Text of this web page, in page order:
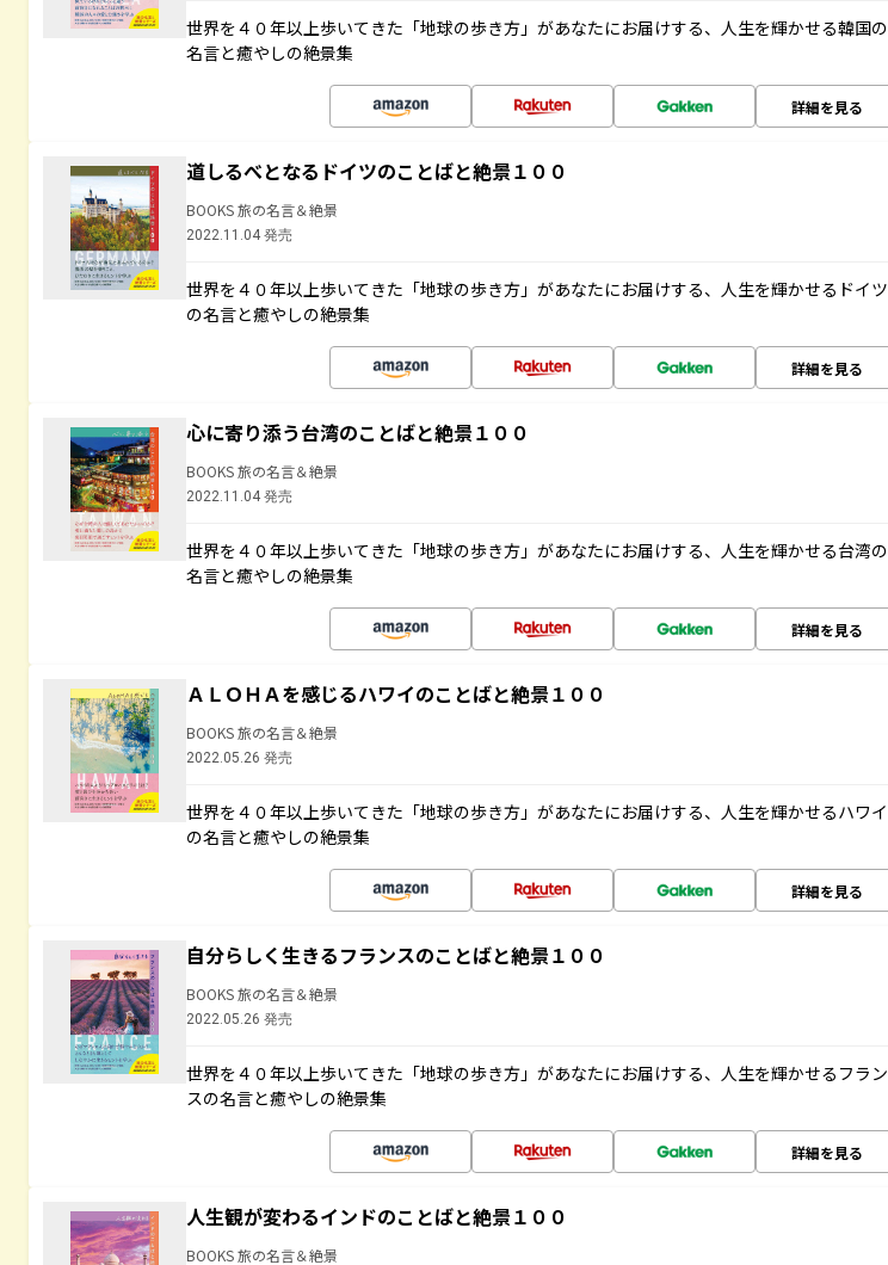
世界を４０年以上歩いてきた「地球の歩き方」があなたにお届けする、人生を輝かせる韓国の
名言と癒やしの絶景集
詳細を見る
道しるべとなるドイツのことばと絶景１００
BOOKS 旅の名言＆絶景
2022.11.04 発売
世界を４０年以上歩いてきた「地球の歩き方」があなたにお届けする、人生を輝かせるドイツ
の名言と癒やしの絶景集
詳細を見る
心に寄り添う台湾のことばと絶景１００
BOOKS 旅の名言＆絶景
2022.11.04 発売
世界を４０年以上歩いてきた「地球の歩き方」があなたにお届けする、人生を輝かせる台湾の
名言と癒やしの絶景集
詳細を見る
ＡＬＯＨＡを感じるハワイのことばと絶景１００
BOOKS 旅の名言＆絶景
2022.05.26 発売
世界を４０年以上歩いてきた「地球の歩き方」があなたにお届けする、人生を輝かせるハワイ
の名言と癒やしの絶景集
詳細を見る
自分らしく生きるフランスのことばと絶景１００
BOOKS 旅の名言＆絶景
2022.05.26 発売
世界を４０年以上歩いてきた「地球の歩き方」があなたにお届けする、人生を輝かせるフラン
スの名言と癒やしの絶景集
詳細を見る
人生観が変わるインドのことばと絶景１００
BOOKS 旅の名言＆絶景